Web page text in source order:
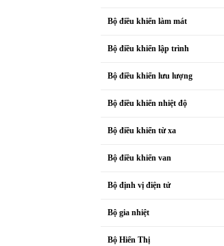
Bộ điều khiển làm mát
Bộ điều khiển lập trình
Bộ điều khiển lưu lượng
Bộ điều khiển nhiệt độ
Bộ điều khiển từ xa
Bộ điều khiển van
Bộ định vị điện tử
Bộ gia nhiệt
Bộ Hiển Thị